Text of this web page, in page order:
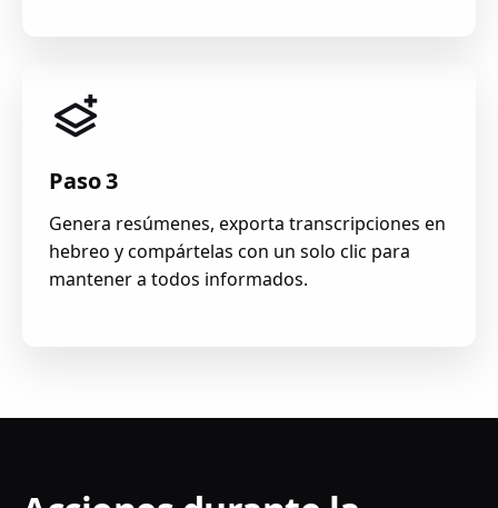
Paso 3
Genera resúmenes, exporta transcripciones en
hebreo y compártelas con un solo clic para
mantener a todos informados.